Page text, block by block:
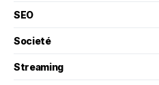
SEO
Societé
Streaming